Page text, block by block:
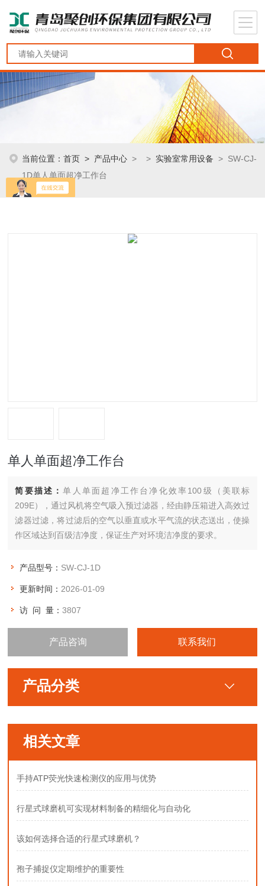
当前位置：首页 > 产品中心 > > 实验室常用设备 > SW-CJ-
1D单人单面超净工作台
单人单面超净工作台
简要描述：单人单面超净工作台净化效率100级（美联标
209E），通过风机将空气吸入预过滤器，经由静压箱进入高效过
滤器过滤，将过滤后的空气以垂直或水平气流的状态送出，使操
作区域达到百级洁净度，保证生产对环境洁净度的要求。
产品型号： SW-CJ-1D
更新时间： 2026-01-09
访 问 量：3807
产品咨询 联系我们
产品分类
相关文章
手持ATP荧光快速检测仪的应用与优势
行星式球磨机可实现材料制备的精细化与自动化
该如何选择合适的行星式球磨机？
孢子捕捉仪定期维护的重要性